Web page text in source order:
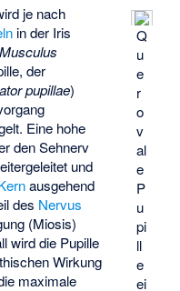
Q
u
e
r
o
v
al
e
P
u
pi
ll
e
ei
je nach
in der Iris
Musculus
der
pupillae)
Eine hohe
den Sehnerv
und
ausgehend
des Nervus
(Miosis)
wird die Pupille
Wirkung
maximale